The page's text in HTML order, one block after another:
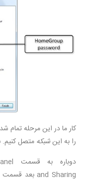
کار ما در این مرحله تمام
را به این شبکهمتصل کنیم.